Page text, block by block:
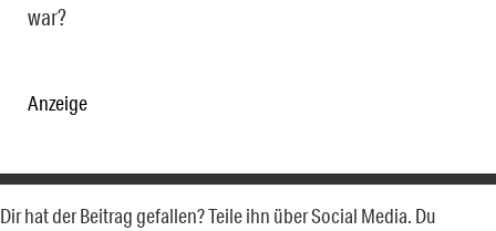
war?
Anzeige
Dir hat der Beitrag gefallen? Teile ihn über Social Media. Du